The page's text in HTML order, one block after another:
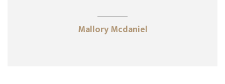
Mallory Mcdaniel